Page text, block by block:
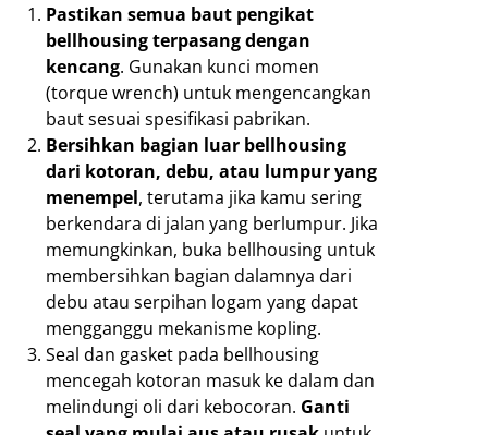
Pastikan semua baut pengikat
bellhousing terpasang dengan
kencang. Gunakan kunci momen
(torque wrench) untuk mengencangkan
baut sesuai spesifikasi pabrikan.
Bersihkan bagian luar bellhousing
dari kotoran, debu, atau lumpur yang
menempel, terutama jika kamu sering
berkendara di jalan yang berlumpur. Jika
memungkinkan, buka bellhousing untuk
membersihkan bagian dalamnya dari
debu atau serpihan logam yang dapat
mengganggu mekanisme kopling.
Seal dan gasket pada bellhousing
mencegah kotoran masuk ke dalam dan
melindungi oli dari kebocoran. Ganti